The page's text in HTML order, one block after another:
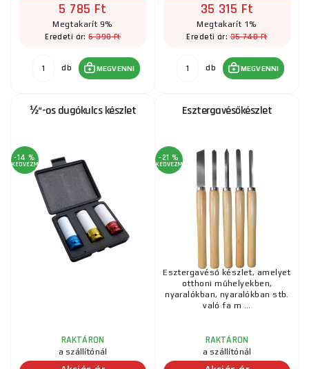
5 785 Ft
Megtakarít 9%
Eredeti ár:6 390 Ft
db MEGVENNI
35 315 Ft
Megtakarít 1%
Eredeti ár:35 740 Ft
db MEGVENNI
½“-os dugókulcs készlet
-14 %
KEDVEZMÉNY
RAKTÁRON
a szállítónál
Esztergavésőkészlet
-21 %
KEDVEZMÉNY
Esztergavéső készlet, amelyet
otthoni műhelyekben,
nyaralókban, nyaralókban stb.
való fa m ...
RAKTÁRON
a szállítónál